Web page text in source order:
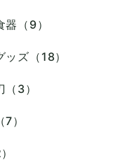
（9）
ズ（18）
3）
）